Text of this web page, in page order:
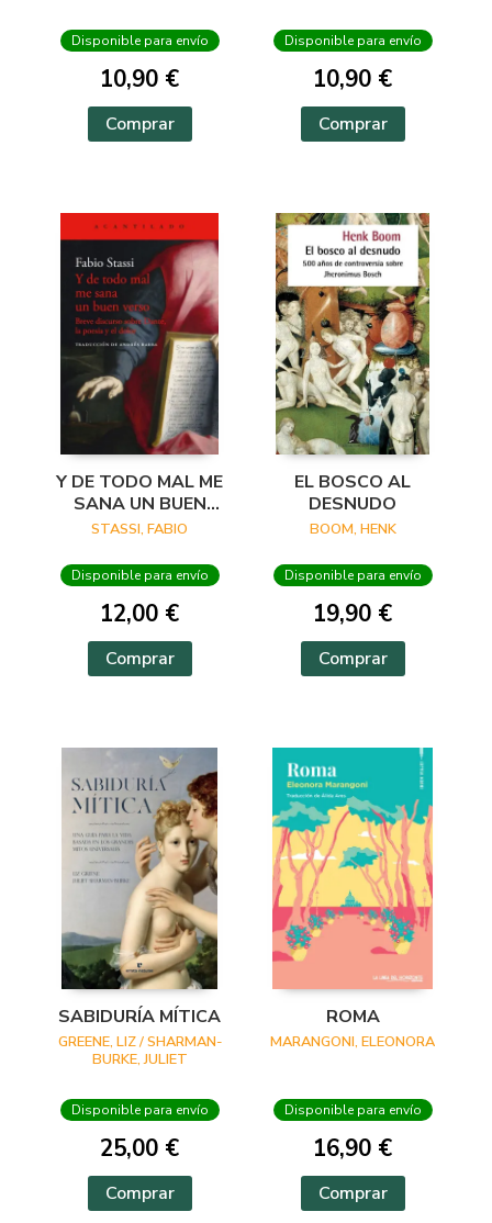
Disponible para envío
10,90 €
Comprar
Disponible para envío
10,90 €
Comprar
Y DE TODO MAL ME
SANA UN BUEN
VERSO
STASSI, FABIO
Disponible para envío
12,00 €
Comprar
EL BOSCO AL
DESNUDO
BOOM, HENK
Disponible para envío
19,90 €
Comprar
SABIDURÍA MÍTICA
GREENE, LIZ / SHARMAN-
BURKE, JULIET
Disponible para envío
25,00 €
Comprar
ROMA
MARANGONI, ELEONORA
Disponible para envío
16,90 €
Comprar